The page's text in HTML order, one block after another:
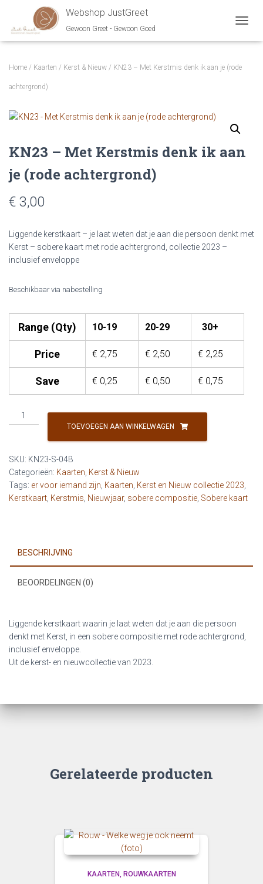
Webshop JustGreet
Gewoon Greet - Gewoon Goed
Home / Kaarten / Kerst & Nieuw / KN23 – Met Kerstmis denk ik aan je (rode
achtergrond)
KN23 – Met Kerstmis denk ik aan
je (rode achtergrond)
€ 3,00
Liggende kerstkaart – je laat weten dat je aan die persoon denkt met
Kerst – sobere kaart met rode achtergrond, collectie 2023 –
inclusief enveloppe
Beschikbaar via nabestelling
Range (Qty) 10-19 20-29 30+
Price € 2,75 € 2,50 € 2,25
Save € 0,25 € 0,50 € 0,75
KN23
-
denk
ik
aan
je
TOEVOEGEN AAN WINKELWAGEN
SKU: KN23-S-04B
Categorieën: Kaarten Kerst & Nieuw
Tags: er voor iemand zijn Kaarten Kerst en Nieuw collectie 2023
Kerstkaart Kerstmis Nieuwjaar, sobere compositie Sobere kaart
BESCHRIJVING
BEOORDELINGEN (0)
Liggende kerstkaart waarin je laat weten dat je aan die persoon
denkt met Kerst, in een sobere compositie met rode achtergrond,
inclusief enveloppe.
Uit de kerst- en nieuwcollectie van 2023.
Gerelateerde producten
KAARTEN ROUWKAARTEN